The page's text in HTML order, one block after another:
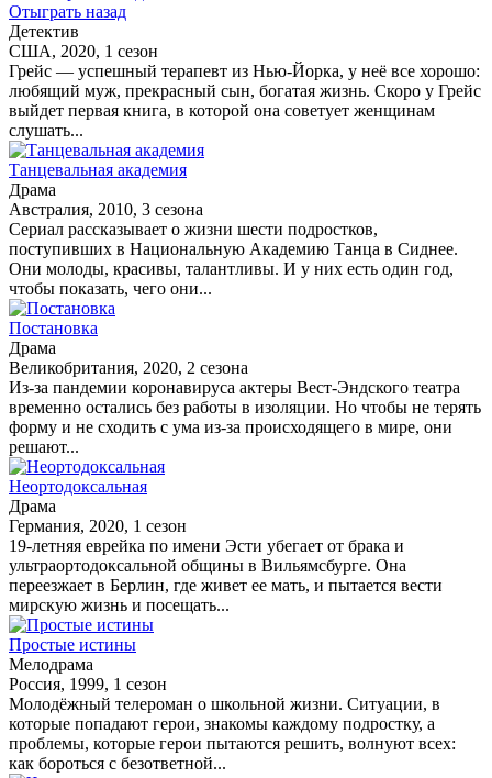
Отыграть назад
Детектив
США, 2020, 1 сезон
Грейс — успешный терапевт из Нью-Йорка, у неё все хорошо:
любящий муж, прекрасный сын, богатая жизнь. Скоро у Грейс
выйдет первая книга, в которой она советует женщинам
слушать...
Танцевальная академия
Драма
Австралия, 2010, 3 сезона
Сериал рассказывает о жизни шести подростков,
поступивших в Национальную Академию Танца в Сиднее.
Они молоды, красивы, талантливы. И у них есть один год,
чтобы показать, чего они...
Постановка
Драма
Великобритания, 2020, 2 сезона
Из-за пандемии коронавируса актеры Вест-Эндского театра
временно остались без работы в изоляции. Но чтобы не терять
форму и не сходить с ума из-за происходящего в мире, они
решают...
Неортодоксальная
Драма
Германия, 2020, 1 сезон
19-летняя еврейка по имени Эсти убегает от брака и
ультраортодоксальной общины в Вильямсбурге. Она
переезжает в Берлин, где живет ее мать, и пытается вести
мирскую жизнь и посещать...
Простые истины
Мелодрама
Россия, 1999, 1 сезон
Молодёжный телероман о школьной жизни. Ситуации, в
которые попадают герои, знакомы каждому подростку, а
проблемы, которые герои пытаются решить, волнуют всех:
как бороться с безответной...